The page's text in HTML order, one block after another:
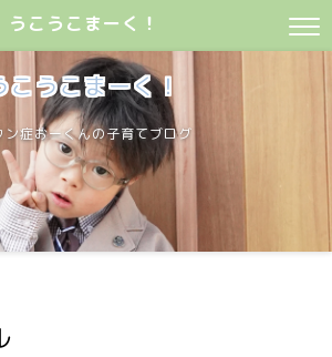
うこうこまーく！
こうこまーく！
ン症おーくんの子育てブログ